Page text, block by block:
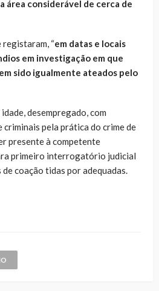
área considerável de cerca de
registaram, “em datas e locais
em investigação em que
sido igualmente ateados pelo
desempregado, com
pela prática do crime de
presente à competente
primeiro interrogatório judicial
de coação tidas por adequadas.